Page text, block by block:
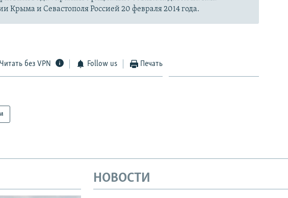
Крыма и Севастополя Россией 20 февраля 2014 года.
Читать без VPN Follow us Печать
НОВОСТИ